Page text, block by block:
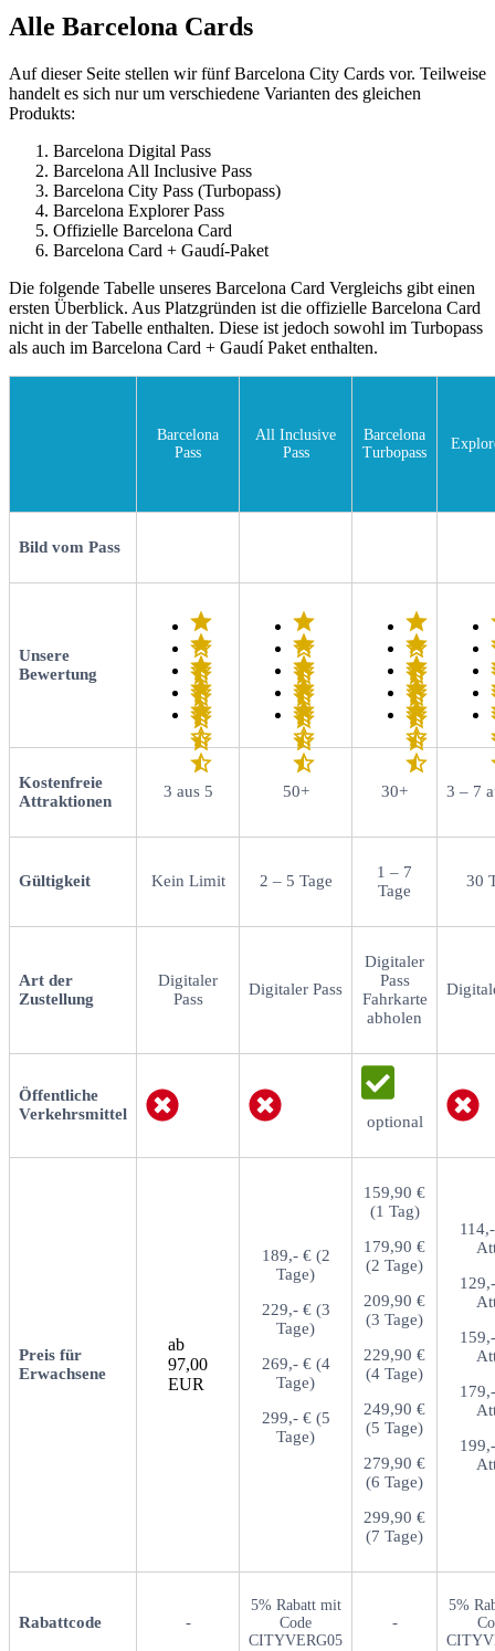
Alle Barcelona Cards
Auf dieser Seite stellen wir fünf Barcelona City Cards vor. Teilweise
handelt es sich nur um verschiedene Varianten des gleichen
Produkts:
Barcelona Digital Pass
Barcelona All Inclusive Pass
Barcelona City Pass (Turbopass)
Barcelona Explorer Pass
Offizielle Barcelona Card
Barcelona Card + Gaudí-Paket
Die folgende Tabelle unseres Barcelona Card Vergleichs gibt einen
ersten Überblick. Aus Platzgründen ist die offizielle Barcelona Card
nicht in der Tabelle enthalten. Diese ist jedoch sowohl im Turbopass
als auch im Barcelona Card + Gaudí Paket enthalten.
Barcelona
Pass
All Inclusive
Pass
Barcelona
Turbopass
Bild vom Pass
Unsere
Bewertung
Kostenfreie
Attraktionen
3 aus 5 50+ 30+ 3 – 7
Gültigkeit Kein Limit 2 – 5 Tage
1 – 7
Tage
30
Art der
Zustellung
Digitaler
Pass
Digitaler Pass
Digitaler
Pass
Fahrkarte
abholen
Öffentliche
Verkehrsmittel
optional
Preis für
Erwachsene
ab
97,00
EUR
189,- € (2
Tage)
229,- € (3
Tage)
269,- € (4
Tage)
299,- € (5
Tage)
159,90 €
(1 Tag)
179,90 €
(2 Tage)
209,90 €
(3 Tage)
229,90 €
(4 Tage)
249,90 €
(5 Tage)
279,90 €
(6 Tage)
299,90 €
(7 Tage)
Rabattcode -
5% Rabatt mit
Code
CITYVERG05
-
5%